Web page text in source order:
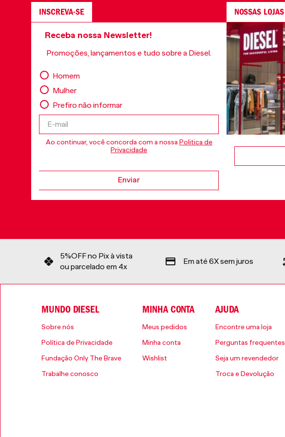
INSCREVA-SE
Receba nossa Newsletter!
Promoções, lançamentos e tudo sobre a Diesel.
Homem
Mulher
Prefiro não informar
Ao continuar, você concorda com a nossa Politica de
Privacidade
Enviar
NOSSAS LOJAS
5%OFF no Pix à vista
ou parcelado em 4x
Em até 6X sem juros
MUNDO DIESEL
Sobre nós
Política de Privacidade
Fundação Only The Brave
Trabalhe conosco
MINHA CONTA
Meus pedidos
Minha conta
Wishlist
AJUDA
Encontre uma loja
Perguntas frequentes
Seja um revendedor
Troca e Devolução